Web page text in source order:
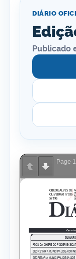
DIÁRIO
Page 1